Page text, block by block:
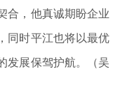
合，他真诚期盼企业
同时平江也将以最优
发展保驾护航。（吴